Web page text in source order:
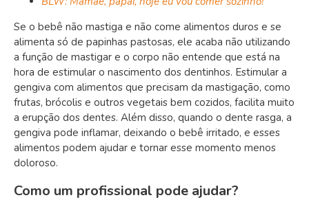
Se o bebê não mastiga e não come alimentos duros e se
alimenta só de papinhas pastosas, ele acaba não utilizando
a função de mastigar e o corpo não entende que está na
hora de estimular o nascimento dos dentinhos. Estimular a
gengiva com alimentos que precisam da mastigação, como
frutas, brócolis e outros vegetais bem cozidos, facilita muito
a erupção dos dentes. Além disso, quando o dente rasga, a
gengiva pode inflamar, deixando o bebê irritado, e esses
alimentos podem ajudar e tornar esse momento menos
doloroso.
Como um profissional pode ajudar?